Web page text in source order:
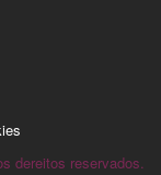
dereitos reservados.